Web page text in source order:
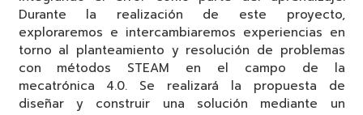
Durante la realización de este proyecto,
exploraremos e intercambiaremos experiencias en
torno al planteamiento y resolución de problemas
con métodos STEAM en el campo de la
mecatrónica 4.0. Se realizará la propuesta de
diseñar y construir una solución mediante un